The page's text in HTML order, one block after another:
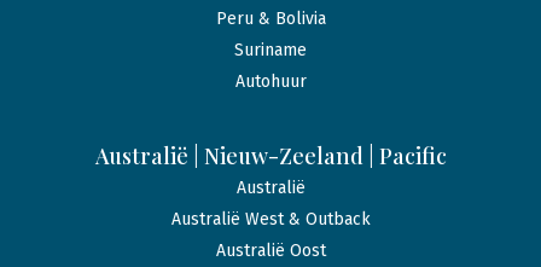
Peru & Bolivia
Suriname
Autohuur
Australië | Nieuw-Zeeland | Pacific
Australië
Australië West & Outback
Australië Oost